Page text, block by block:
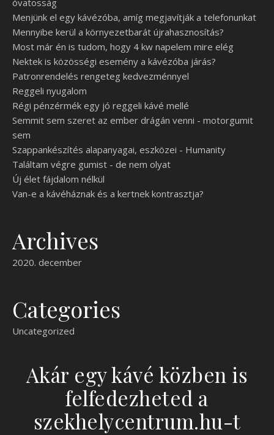
óvatosság
Menjünk el egy kávézóba, amíg megjavítják a telefonunkat
Mennyibe kerül a környezetbarát újrahasznosítás?
Most már én is tudom, hogy 4 kw napelem mire elég
Nektek is közösségi esemény a kávézóba járás?
Patronrendelés rengeteg kedvezménnyel
Reggeli nyugalom
Régi pénzérmék egy jó reggeli kávé mellé
Semmit sem szeret az ember drágán venni - motorgumit
sem
Szappankészítés alapanyagai, eszközei - Humanity
Találtam végre gumist - de nem olyat
Új élet fájdalom nélkül
Van-e a kávéháznak és a kertnek kontrasztja?
Archives
2020. december
Categories
Uncategorized
Akár egy kávé közben is
felfedezheted a
szekhelycentrum.hu-t